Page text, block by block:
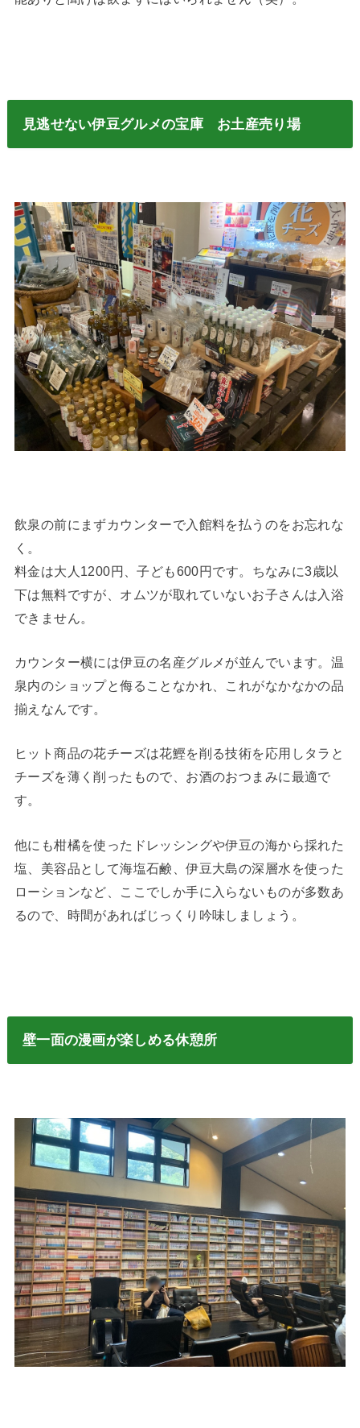
見逃せない伊豆グルメの宝庫 お土産売り場
飲泉の前にまずカウンターで入館料を払うのをお忘れな
く。
料金は大人1200円、子ども600円です。ちなみに3歳以
下は無料ですが、オムツが取れていないお子さんは入浴
できません。
カウンター横には伊豆の名産グルメが並んでいます。温
泉内のショップと侮ることなかれ、これがなかなかの品
揃えなんです。
ヒット商品の花チーズは花鰹を削る技術を応用しタラと
チーズを薄く削ったもので、お酒のおつまみに最適で
す。
他にも柑橘を使ったドレッシングや伊豆の海から採れた
塩、美容品として海塩石鹸、伊豆大島の深層水を使った
ローションなど、ここでしか手に入らないものが多数あ
るので、時間があればじっくり吟味しましょう。
壁一面の漫画が楽しめる休憩所